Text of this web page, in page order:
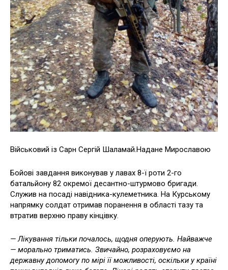
Військовий із Сарн Сергій Шаламай.Надане Мирославою
Бойові завдання виконував у лавах 8-ї роти 2-го
батальйону 82 окремої десантно-штурмово бригади.
Служив на посаді навідника-кулеметника. На Курському
напрямку солдат отримав поранення в області тазу та
втратив верхню праву кінцівку.
— Лікування тільки почалось, щодня оперують. Найважче
— морально триматись. Звичайно, розраховуємо на
державну допомогу по мірі її можливості, оскільки у країні